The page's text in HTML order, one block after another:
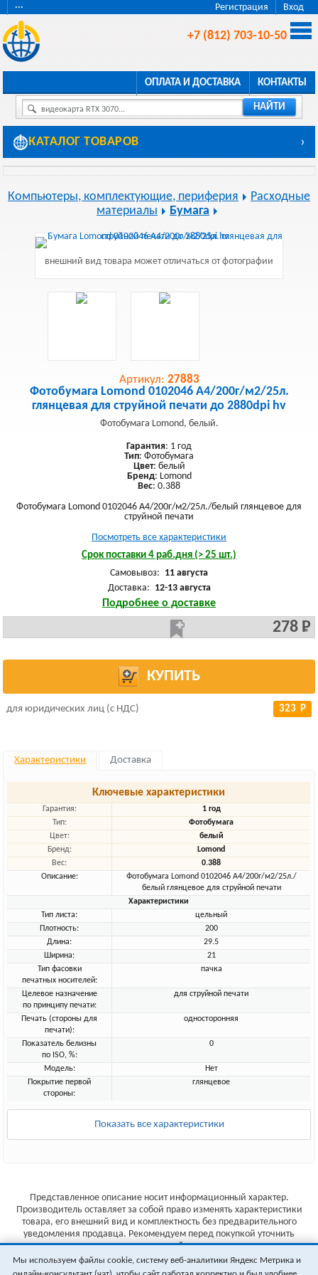
Регистрация Вход
···
+7 (812) 703-10-50
ОПЛАТА И ДОСТАВКА КОНТАКТЫ
видеокарта RTX 3070... НАЙТИ
КАТАЛОГ ТОВАРОВ ›
Компьютеры, комплектующие, периферия
Расходные
материалы
Бумага
внешний вид товара может отличаться от фотографии
Артикул: 27883
Фотобумага Lomond 0102046 A4/200г/м2/25л.
глянцевая для струйной печати до 2880dpi hv
Фотобумага Lomond, белый.
Гарантия: 1 год
Тип: Фотобумага
Цвет: белый
Бренд: Lomond
Вес: 0.388
Фотобумага Lomond 0102046 A4/200г/м2/25л./белый глянцевое для
струйной печати
Посмотреть все характеристики
Срок поставки 4 раб.дня (> 25 шт.)
Самовывоз: 11 августа
Доставка: 12-13 августа
Подробнее о доставке
278 Р
КУПИТЬ
для юридических лиц (с НДС) 323 Р
Характеристики Доставка
Ключевые характеристики
Гарантия:
1 год
Тип:
Фотобумага
Цвет:
белый
Бренд:
Lomond
Вес:
0.388
Описание:
Фотобумага Lomond 0102046 A4/200г/м2/25л./
белый глянцевое для струйной печати
Характеристики
Тип листа:
цельный
Плотность:
200
Длина:
29.5
Ширина:
21
Тип фасовки
печатных носителей:
пачка
Целевое назначение
по принципу печати:
для струйной печати
Печать (стороны для
печати):
односторонняя
Показатель белизны
по ISO, %:
0
Модель:
Нет
Покрытие первой
стороны:
глянцевое
Показать все характеристики
Представленное описание носит информационный характер.
Производитель оставляет за собой право изменять характеристики
товара, его внешний вид и комплектность без предварительного
уведомления продавца. Рекомендуем перед покупкой уточнить
характеристики товара на сайте производителя.
Указанные цены не являются публичной офертой (ст.435 ГК РФ).
Мы используем файлы cookie, систему веб-аналитики Яндекс Метрика и